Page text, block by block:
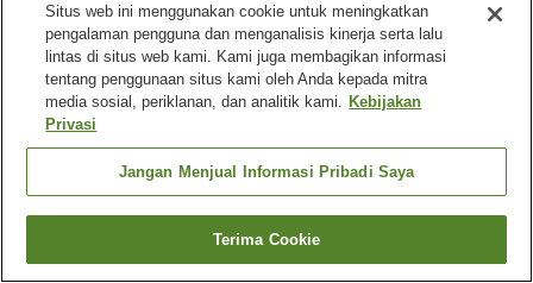
Hebat Ulasan:486
Fasilitas properti
Tempat parkir
Spa / Salon kecantikan
Lounge
Beranda Jepang Miyagi
Kota Osaki
Naruko Onsen Naruko Kanko Hotel
Cari kamar
Situs web ini menggunakan cookie untuk meningkatkan
pengalaman pengguna dan menganalisis kinerja serta lalu
lintas di situs web kami. Kami juga membagikan informasi
tentang penggunaan situs kami oleh Anda kepada mitra
media sosial, periklanan, dan analitik kami. Kebijakan
Privasi
Jangan Menjual Informasi Pribadi Saya
Terima Cookie